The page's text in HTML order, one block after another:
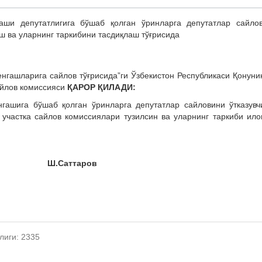
депутатлигига бўшаб қолган ўринларга депутатлар
ва уларнинг таркибини тасдиқлаш тўғрисида
сайлов тўғрисида”ги Ўзбекистон Республикаси
комиссияси ҚАРОР ҚИЛАДИ:
бўшаб қолган ўринларга депутатлар сайловини
сайлов комиссиялари тузилсин ва уларнинг таркиби
Ш.Саттаров
2335